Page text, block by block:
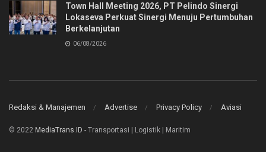
Town Hall Meeting 2026, PT Pelindo Sinergi
Lokaseva Perkuat Sinergi Menuju Pertumbuhan
Berkelanjutan
06/08/2026
Redaksi & Manajemen Advertise Privacy Policy Aviasi
© 2022 MediaTrans.ID - Transportasi | Logistik | Maritim